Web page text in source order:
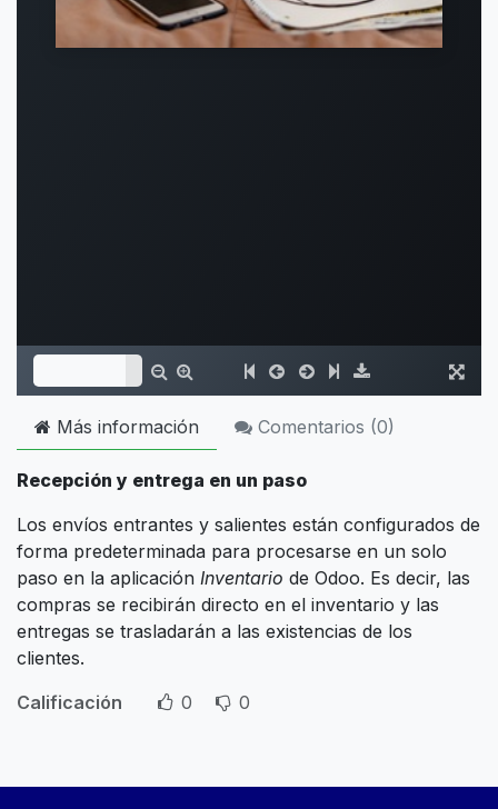
Más información Comentarios (0)
Recepción y entrega en un paso
Los envíos entrantes y salientes están configurados de
forma predeterminada para procesarse en un solo
paso en la aplicación Inventario de Odoo. Es decir, las
compras se recibirán directo en el inventario y las
entregas se trasladarán a las existencias de los
clientes.
Calificación
0 0